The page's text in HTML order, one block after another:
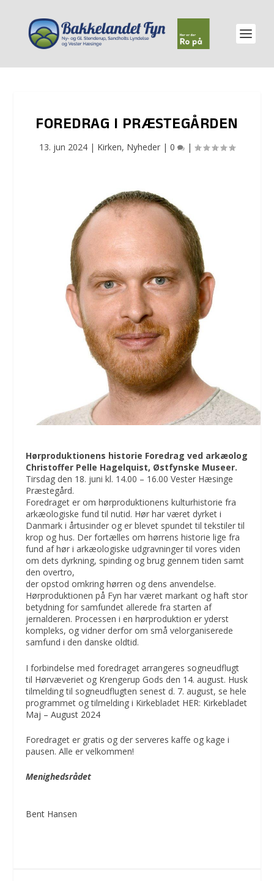
FOREDRAG I PRÆSTEGÅRDEN
13. jun 2024 | Kirken, Nyheder | 0 |
Hørproduktionens historie Foredrag ved arkæolog
Christoffer Pelle Hagelquist, Østfynske Museer.
Tirsdag den 18. juni kl. 14.00 – 16.00 Vester Hæsinge
Præstegård.
Foredraget er om hørproduktionens kulturhistorie fra
arkæologiske fund til nutid. Hør har været dyrket i
Danmark i årtusinder og er blevet spundet til tekstiler til
krop og hus. Der fortælles om hørrens historie lige fra
fund af hør i arkæologiske udgravninger til vores viden
om dets dyrkning, spinding og brug gennem tiden samt
den overtro,
der opstod omkring hørren og dens anvendelse.
Hørproduktionen på Fyn har været markant og haft stor
betydning for samfundet allerede fra starten af
jernalderen. Processen i en hørproduktion er yderst
kompleks, og vidner derfor om små velorganiserede
samfund i den danske oldtid.
I forbindelse med foredraget arrangeres sogneudflugt
til Hørvæveriet og Krengerup Gods den 14. august. Husk
tilmelding til sogneudflugten senest d. 7. august, se hele
programmet og tilmelding i Kirkebladet HER: Kirkebladet
Maj – August 2024
Foredraget er gratis og der serveres kaffe og kage i
pausen. Alle er velkommen!
Menighedsrådet
Bent Hansen